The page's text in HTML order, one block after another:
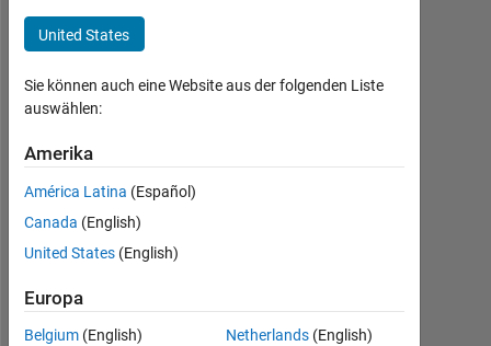
Followers:
Following:
Follow
Programming
C
Spoken
United States
Sie können auch eine Website aus der folgenden Liste
auswählen:
Amerika
América Latina (Español)
Canada (English)
United States (English)
Europa
Belgium (English)
Netherlands (English)